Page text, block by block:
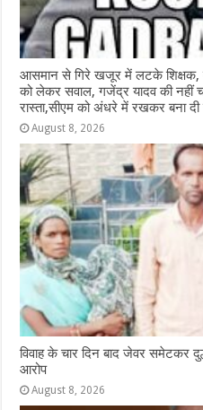
आसमान से गिरे खजूर में लटके शिक्षक,
को लेकर सवाल, गजेंद्र यादव की नहीं
रास्ता,सीएम को अंधरे में रखकर बना
August 8, 2026
विवाह के चार दिन बाद जेवर समेटकर
आरोप
August 8, 2026